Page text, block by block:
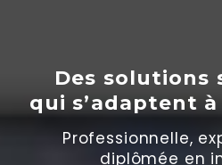
Des solutions
qui s’adaptent à
Professionnelle,
diplômée en